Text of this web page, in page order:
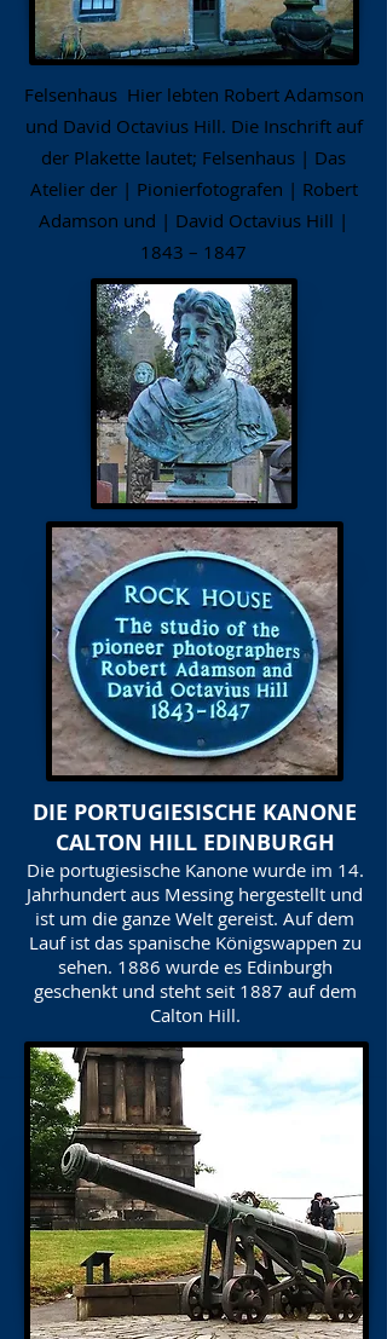
Felsenhaus Hier lebten Robert Adamson
und David Octavius Hill. Die Inschrift auf
der Plakette lautet; Felsenhaus | Das
Atelier der | Pionierfotografen | Robert
Adamson und | David Octavius Hill |
1843 – 1847
DIE PORTUGIESISCHE KANONE
CALTON HILL EDINBURGH
Die portugiesische Kanone wurde im 14.
Jahrhundert aus Messing hergestellt und
ist um die ganze Welt gereist. Auf dem
Lauf ist das spanische Königswappen zu
sehen. 1886 wurde es Edinburgh
geschenkt und steht seit 1887 auf dem
Calton Hill.